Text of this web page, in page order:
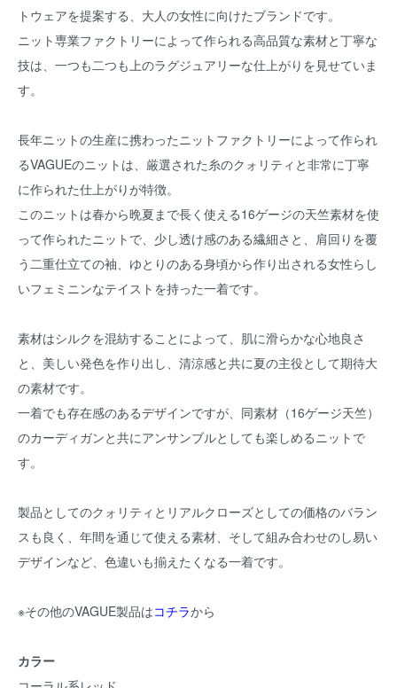
トウェアを提案する、大人の女性に向けたブランドです。
ニット専業ファクトリーによって作られる高品質な素材と丁寧な
技は、一つも二つも上のラグジュアリーな仕上がりを見せていま
す。
長年ニットの生産に携わったニットファクトリーによって作られ
るVAGUEのニットは、厳選された糸のクォリティと非常に丁寧
に作られた仕上がりが特徴。
このニットは春から晩夏まで長く使える16ゲージの天竺素材を使
って作られたニットで、少し透け感のある繊細さと、肩回りを覆
う二重仕立ての袖、ゆとりのある身頃から作り出される女性らし
いフェミニンなテイストを持った一着です。
素材はシルクを混紡することによって、肌に滑らかな心地良さ
と、美しい発色を作り出し、清涼感と共に夏の主役として期待大
の素材です。
一着でも存在感のあるデザインですが、同素材（16ゲージ天竺）
のカーディガンと共にアンサンブルとしても楽しめるニットで
す。
製品としてのクォリティとリアルクローズとしての価格のバラン
スも良く、年間を通じて使える素材、そして組み合わせのし易い
デザインなど、色違いも揃えたくなる一着です。
※その他のVAGUE製品はコチラから
カラー